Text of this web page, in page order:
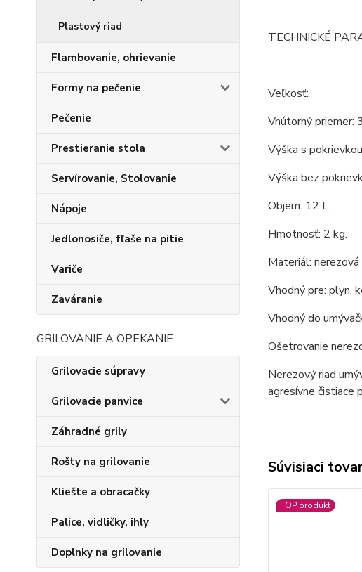
Plastový riad
Flambovanie, ohrievanie
Formy na pečenie
Pečenie
Prestieranie stola
Servírovanie, Stolovanie
Nápoje
Jedlonosiče, fľaše na pitie
Variče
Zaváranie
GRILOVANIE A OPEKANIE
Grilovacie súpravy
Grilovacie panvice
Záhradné grily
Rošty na grilovanie
Kliešte a obracačky
Palice, vidličky, ihly
Doplnky na grilovanie
TECHNICKÉ
Veľkosť:
Vnútorný priemer:
Výška s
Výška bez
Objem: 12 L.
Hmotnosť: 2 kg.
Materiál:
Vhodný pre: plyn,
Vhodný do
Ošetrovanie
Nerezový riad
agresívne čistiace
Súvisiaci
TOP produkt